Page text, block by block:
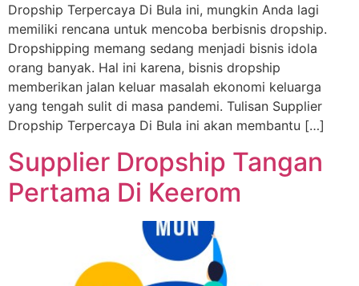
Dropship Terpercaya Di Bula ini, mungkin Anda lagi
memiliki rencana untuk mencoba berbisnis dropship.
Dropshipping memang sedang menjadi bisnis idola
orang banyak. Hal ini karena, bisnis dropship
memberikan jalan keluar masalah ekonomi keluarga
yang tengah sulit di masa pandemi. Tulisan Supplier
Dropship Terpercaya Di Bula ini akan membantu […]
Supplier Dropship Tangan
Pertama Di Keerom